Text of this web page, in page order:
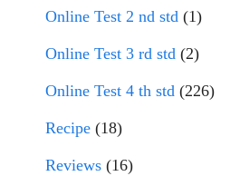
Online Test 2 nd std (1)
Online Test 3 rd std (2)
Online Test 4 th std (226)
Recipe (18)
Reviews (16)